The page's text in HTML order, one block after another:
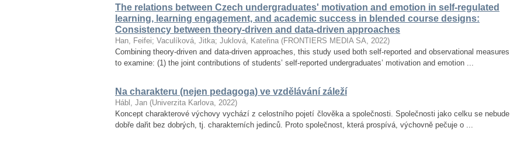
The relations between Czech undergraduates' motivation and emotion in self-regulated
learning, learning engagement, and academic success in blended course designs:
Consistency between theory-driven and data-driven approaches
Han, Feifei; Vaculíková, Jitka; Juklová, Kateřina (FRONTIERS MEDIA SA, 2022)
Combining theory-driven and data-driven approaches, this study used both self-reported and observational measures
to examine: (1) the joint contributions of students’ self-reported undergraduates’ motivation and emotion ...
Na charakteru (nejen pedagoga) ve vzdělávání záleží
Hábl, Jan (Univerzita Karlova, 2022)
Koncept charakterové výchovy vychází z celostního pojetí člověka a společnosti. Společnosti jako celku se nebude
dobře dařit bez dobrých, tj. charakterních jedinců. Proto společnost, která prospívá, výchovně pečuje o ...